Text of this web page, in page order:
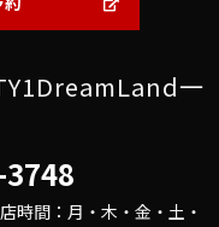
一
時間：月・木・金・土・